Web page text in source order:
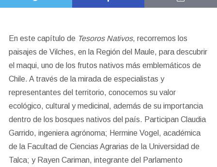
En este capítulo de Tesoros Nativos, recorremos los
paisajes de Vilches, en la Región del Maule, para descubrir
el maqui, uno de los frutos nativos más emblemáticos de
Chile. A través de la mirada de especialistas y
representantes del territorio, conocemos su valor
ecológico, cultural y medicinal, además de su importancia
dentro de los bosques nativos del país. Participan Claudia
Garrido, ingeniera agrónoma; Hermine Vogel, académica
de la Facultad de Ciencias Agrarias de la Universidad de
Talca; y Rayen Cariman, integrante del Parlamento